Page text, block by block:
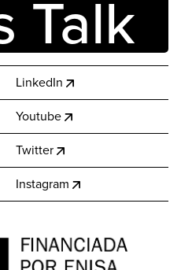
Talk
LinkedIn
Youtube
Twitter
Instagram